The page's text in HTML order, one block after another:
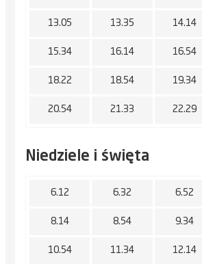
13.05 13.35 14.14
15.34 16.14 16.54
18.22 18.54 19.34
20.54 21.33 22.29
Niedziele i święta
6.12 6.32 6.52
8.14 8.54 9.34
10.54 11.34 12.14